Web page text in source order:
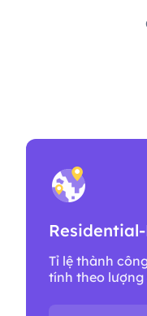
Tỉ lệ thành
tính theo lượng